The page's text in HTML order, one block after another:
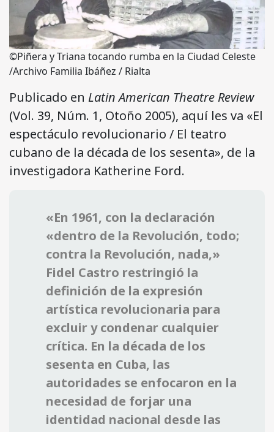
©Piñera y Triana tocando rumba en la Ciudad Celeste
/Archivo Familia Ibáñez / Rialta
Publicado en Latin American Theatre Review
(Vol. 39, Núm. 1, Otoño 2005), aquí les va «El
espectáculo revolucionario / El teatro
cubano de la década de los sesenta», de la
investigadora Katherine Ford.
«En 1961, con la declaración
«dentro de la Revolución, todo;
contra la Revolución, nada,»
Fidel Castro restringió la
definición de la expresión
artística revolucionaria para
excluir y condenar cualquier
crítica. En la década de los
sesenta en Cuba, las
autoridades se enfocaron en la
necesidad de forjar una
identidad nacional desde las